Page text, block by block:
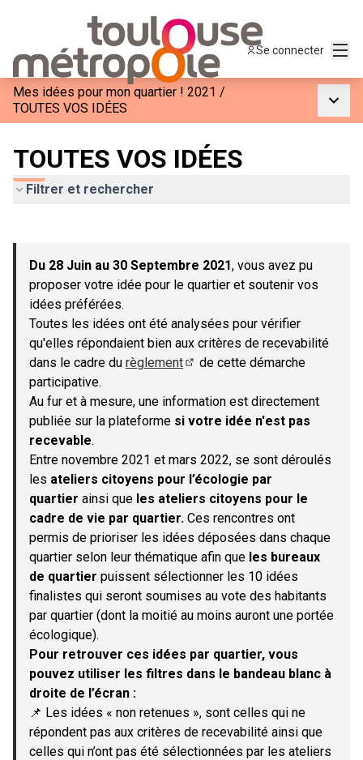
Se connecter
Mes idées pour mon quartier ! 2021 /
TOUTES VOS IDÉES
TOUTES VOS IDÉES
Filtrer et rechercher
−
Du 28 Juin au 30 Septembre 2021, vous avez pu
proposer votre idée pour le quartier et soutenir vos
idées préférées.
Toutes les idées ont été analysées pour vérifier
qu'elles répondaient bien aux critères de recevabilité
dans le cadre du règlement
de cette démarche
participative.
Au fur et à mesure, une information est directement
publiée sur la plateforme si votre idée n'est pas
recevable.
Entre novembre 2021 et mars 2022, se sont déroulés
les ateliers citoyens pour l’écologie par
quartier ainsi que les ateliers citoyens pour le
cadre de vie par quartier. Ces rencontres ont
permis de prioriser les idées déposées dans chaque
quartier selon leur thématique afin que les bureaux
de quartier puissent sélectionner les 10 idées
finalistes qui seront soumises au vote des habitants
par quartier (dont la moitié au moins auront une portée
écologique).
Pour retrouver ces idées par quartier, vous
pouvez utiliser les filtres dans le bandeau blanc à
droite de l’écran :
📌 Les idées « non retenues », sont celles qui ne
répondent pas aux critères de recevabilité ainsi que
celles qui n’ont pas été sélectionnées par les ateliers